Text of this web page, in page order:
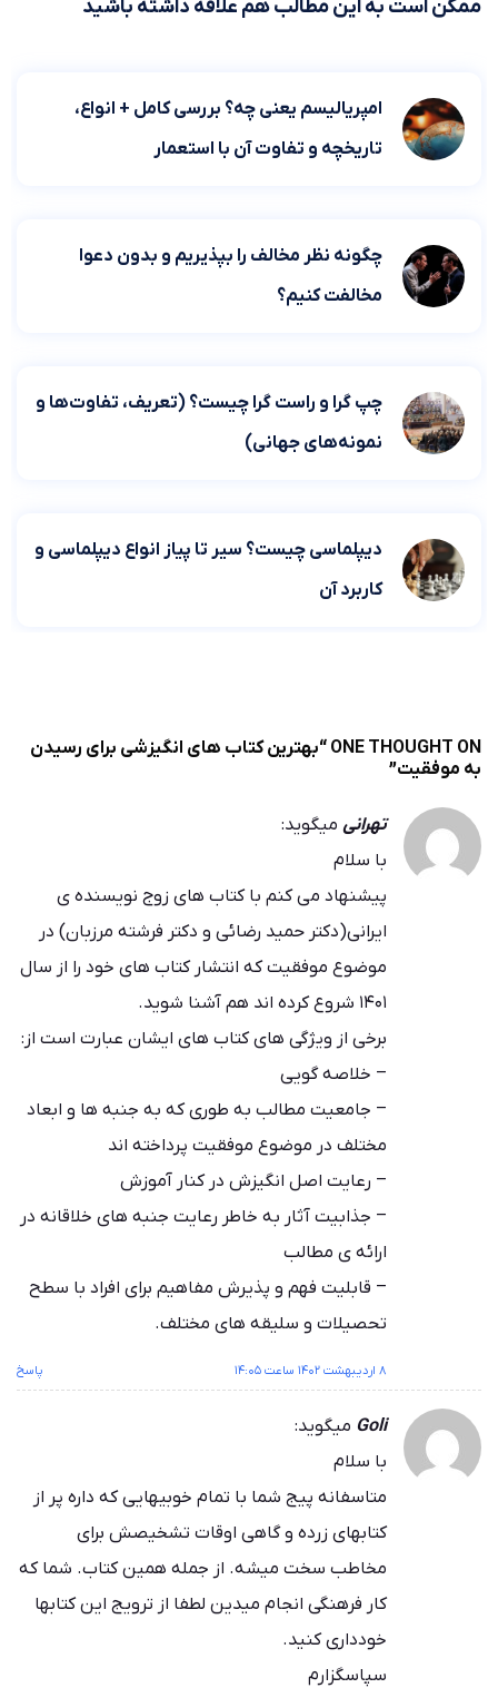
ممکن است به این مطالب هم علاقه داشته باشید
امپریالیسم یعنی چه؟ بررسی کامل + انواع،
تاریخچه و تفاوت آن با استعمار
چگونه نظر مخالف را بپذیریم و بدون دعوا
مخالفت کنیم؟
چپ گرا و راست گرا چیست؟ (تعریف، تفاوت‌ها و
نمونه‌های جهانی)
دیپلماسی چیست؟ سیر تا پیاز انواع دیپلماسی و
کاربرد آن
ONE THOUGHT ON “ بهترین کتاب های انگیزشی برای رسیدن
به موفقیت”
تهرانی میگوید:
با سلام
پیشنهاد می کنم با کتاب های زوج نویسنده ی
ایرانی(دکتر حمید رضائی و دکتر فرشته مرزبان) در
موضوع موفقیت که انتشار کتاب های خود را از سال
۱۴۰۱ شروع کرده اند هم آشنا شوید.
برخی از ویژگی های کتاب های ایشان عبارت است از:
– خلاصه گویی
– جامعیت مطالب به طوری که به جنبه ها و ابعاد
مختلف در موضوع موفقیت پرداخته اند
– رعایت اصل انگیزش در کنار آموزش
– جذابیت آثار به خاطر رعایت جنبه های خلاقانه در
ارائه ی مطالب
– قابلیت فهم و پذیرش مفاهیم برای افراد با سطح
تحصیلات و سلیقه های مختلف.
۸ اردیبهشت ۱۴۰۲ ساعت ۱۴:۰۵ پاسخ
Goli میگوید:
با سلام
متاسفانه پیج شما با تمام خوبیهایی که داره پر از
کتابهای زرده و گاهی اوقات تشخیصش برای
مخاطب سخت میشه. از جمله همین کتاب. شما که
کار فرهنگی انجام میدین لطفا از ترویج این کتابها
خودداری کنید.
سپاسگزارم